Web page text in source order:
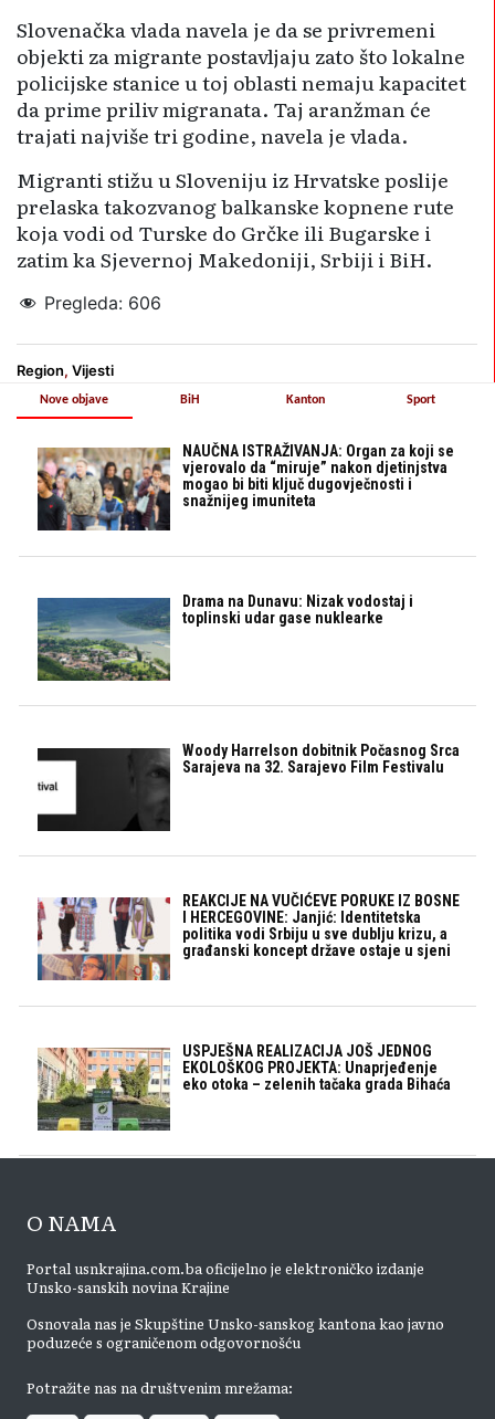
Slovenačka vlada navela je da se privremeni
objekti za migrante postavljaju zato što lokalne
policijske stanice u toj oblasti nemaju kapacitet
da prime priliv migranata. Taj aranžman će
trajati najviše tri godine, navela je vlada.
Migranti stižu u Sloveniju iz Hrvatske poslije
prelaska takozvanog balkanske kopnene rute
koja vodi od Turske do Grčke ili Bugarske i
zatim ka Sjevernoj Makedoniji, Srbiji i BiH.
Pregleda: 606
Region, Vijesti
Nove objave
NAUČNA ISTRAŽIVANJA: Organ za koji se
vjerovalo da “miruje” nakon djetinjstva
mogao bi biti ključ dugovječnosti i
snažnijeg imuniteta
Drama na Dunavu: Nizak vodostaj i
toplinski udar gase nuklearke
Woody Harrelson dobitnik Počasnog Srca
Sarajeva na 32. Sarajevo Film Festivalu
REAKCIJE NA VUČIĆEVE PORUKE IZ BOSNE
I HERCEGOVINE: Janjić: Identitetska
politika vodi Srbiju u sve dublju krizu, a
građanski koncept države ostaje u sjeni
USPJEŠNA REALIZACIJA JOŠ JEDNOG
EKOLOŠKOG PROJEKTA: Unaprjeđenje
eko otoka – zelenih tačaka grada Bihaća
BiH Kanton Sport
O NAMA
Portal usnkrajina.com.ba oficijelno je elektroničko izdanje
Unsko-sanskih novina Krajine
Osnovala nas je Skupštine Unsko-sanskog kantona kao javno
poduzeće s ograničenom odgovornošću
Potražite nas na društvenim mrežama: